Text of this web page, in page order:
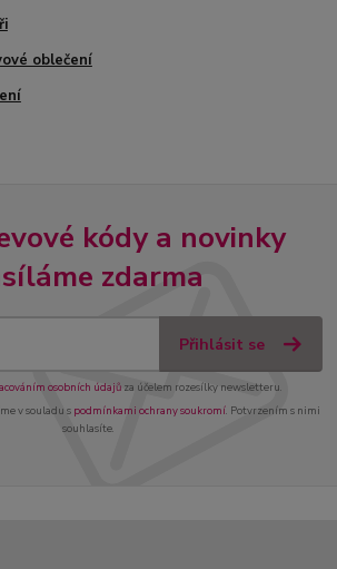
oblečení
kódy a novinky
zdarma
Přihlásit se
osobních údajůza účelem rozesílky newsletteru.
v souladu s podmínkami ochrany soukromí. Potvrzením s nimi
souhlasíte.